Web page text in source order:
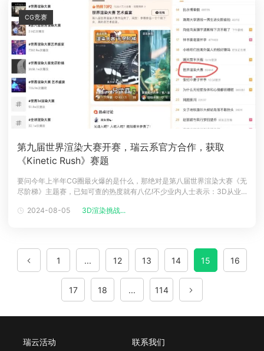
第九届世界渲染大赛开赛，瑞云系官方合作，获取
《Kinetic Rush》赛题
要问今年上半年CG圈最火爆的是什么，那绝对是第八届世界渲染大赛《无
尽阶梯》主题赛，已知可查的热度就有八亿!不少业内人士表示：3D从业
渲染大赛什么时候开始，这不就来了嘛。图源网络▲由知名视觉效果艺术
2024-08-05 3D渲染挑战...
CG竞赛
1 ... 12 13 14 15 16
17 18 ... 114
瑞云活动 联系我们